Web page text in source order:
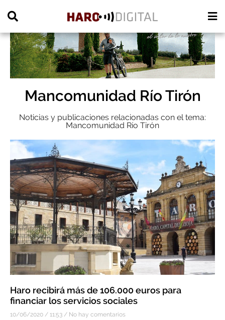
Mancomunidad Río Tirón
Noticias y publicaciones relacionadas con el tema:
Mancomunidad Río Tirón
Haro recibirá más de 106.000 euros para
financiar los servicios sociales
10/06/2020 11:53 No hay comentarios